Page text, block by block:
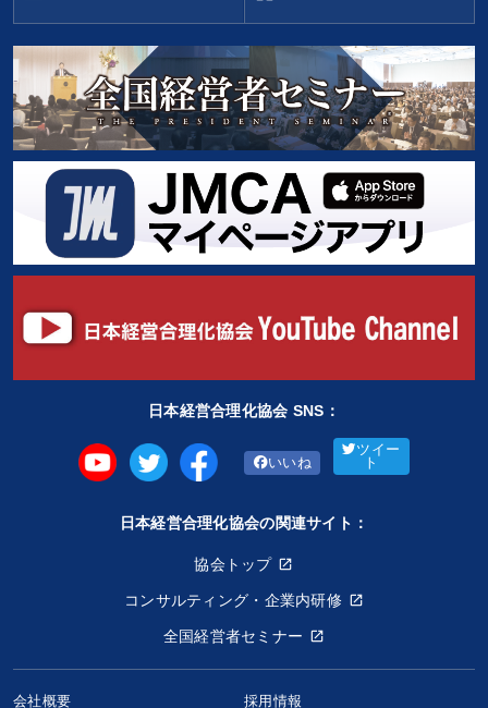
日本経営合理化協会 SNS：
いいね
ツイー
ト
日本経営合理化協会の関連サイト：
協会トップ
コンサルティング・企業内研修
全国経営者セミナー
会社概要 採用情報